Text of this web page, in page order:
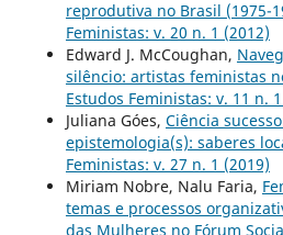
reprodutiva no Brasil (1975-
Feministas: v. 20 n. 1 (2012)
Edward J. McCoughan,
silêncio: artistas feministas
Estudos Feministas: v. 11 n.
Juliana Góes, Ciência
epistemologia(s): saberes
Feministas: v. 27 n. 1 (2019)
Miriam Nobre, Nalu Faria,
temas e processos
das Mulheres no Fórum